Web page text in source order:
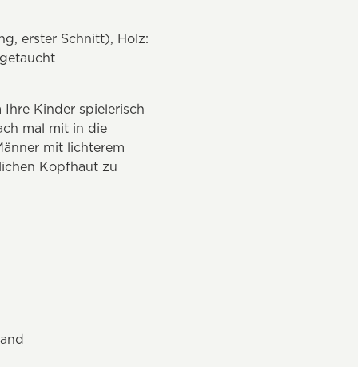
erster Schnitt), Holz:
Kinder spielerisch
mal mit in die
mit lichterem
Kopfhaut zu